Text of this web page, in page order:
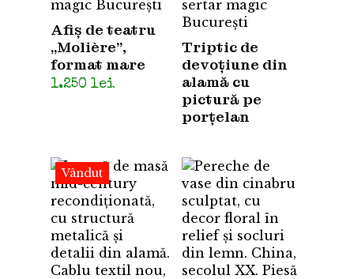
Afiș de teatru
„Molière”,
format mare
1.250 lei
Triptic de
devoțiune din
alamă cu
pictură pe
porțelan
Vândut